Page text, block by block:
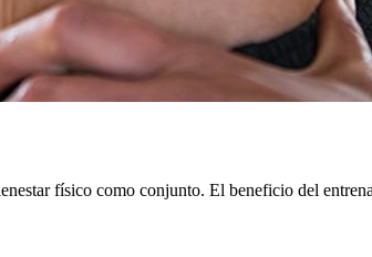
físico como conjunto. El beneficio del